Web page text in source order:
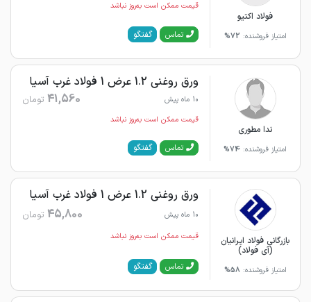
فولاد اکتیو
امتیاز فروشنده: 72%
قیمت ممکن است به‌روز نباشد
تماس گفتگو
ندا مطوری
امتیاز فروشنده: 74%
ورق روغنی 1.2 عرض 1 فولاد غرب آسیا
10 ماه پیش 41,560 تومان
قیمت ممکن است به‌روز نباشد
تماس گفتگو
بازرگانی فولاد ایرانیان
(آی فولاد)
امتیاز فروشنده: 58%
ورق روغنی 1.2 عرض 1 فولاد غرب آسیا
10 ماه پیش 45,800 تومان
قیمت ممکن است به‌روز نباشد
تماس گفتگو